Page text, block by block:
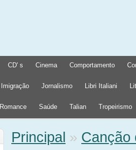
CD' s Cinema Comportamento
Imigração Jornalismo Libri Italiani
Romance Saúde Talian Tropeirismo
Principal » Canção